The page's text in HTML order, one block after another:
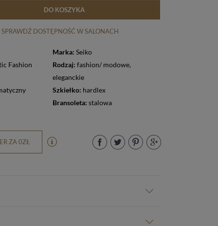
DO KOSZYKA
SPRAWDŹ DOSTĘPNOŚĆ W SALONACH
Marka: Seiko
Fashion Rodzaj:fashion/ modowe,
eleganckie
Szkiełko: hardlex
Bransoleta: stalowa
ZA 0ZŁ